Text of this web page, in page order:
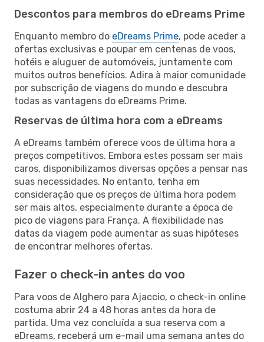
Descontos para membros do eDreams Prime
Enquanto membro do eDreams Prime, pode aceder a
ofertas exclusivas e poupar em centenas de voos,
hotéis e aluguer de automóveis, juntamente com
muitos outros benefícios. Adira à maior comunidade
por subscrição de viagens do mundo e descubra
todas as vantagens do eDreams Prime.
Reservas de última hora com a eDreams
A eDreams também oferece voos de última hora a
preços competitivos. Embora estes possam ser mais
caros, disponibilizamos diversas opções a pensar nas
suas necessidades. No entanto, tenha em
consideração que os preços de última hora podem
ser mais altos, especialmente durante a época de
pico de viagens para França. A flexibilidade nas
datas da viagem pode aumentar as suas hipóteses
de encontrar melhores ofertas.
Fazer o check-in antes do voo
Para voos de Alghero para Ajaccio, o check-in online
costuma abrir 24 a 48 horas antes da hora de
partida. Uma vez concluída a sua reserva com a
eDreams, receberá um e-mail uma semana antes do